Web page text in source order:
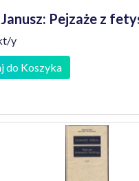
Pejzaże z
y
do Koszyka